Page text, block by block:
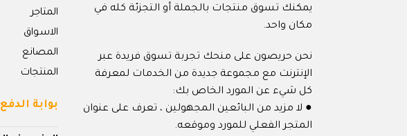
يمكنك تسوق منتجات بالجملة أو التجزئة كله في
مكان واحد.
نحن حريصون على منحك تجربة تسوق فريدة عبر
الإنترنت مع مجموعة جديدة من الخدمات لمعرفة
كل شيء عن المورد الخاص بك:
● لا مزيد من البائعين المجهولين ، تعرف على عنوان
المتجر الفعلي للمورد وموقعه.
المتاجر
الاسواق
المصانع
المنتجات
بوابة الدفع